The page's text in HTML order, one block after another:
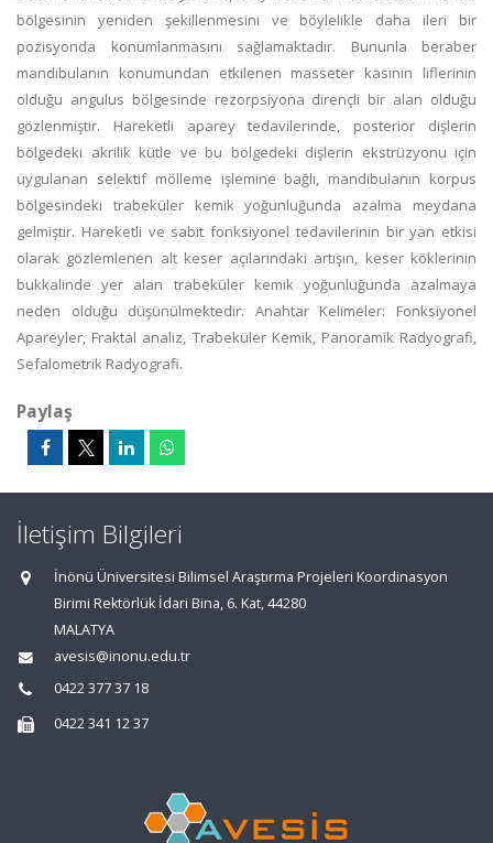
bölgesinin yeniden şekillenmesini ve böylelikle daha ileri bir
pozisyonda konumlanmasını sağlamaktadır. Bununla beraber
mandibulanın konumundan etkilenen masseter kasının liflerinin
olduğu angulus bölgesinde rezorpsiyona dirençli bir alan olduğu
gözlenmiştir. Hareketli aparey tedavilerinde, posterior dişlerin
bölgedeki akrilik kütle ve bu bölgedeki dişlerin ekstrüzyonu için
uygulanan selektif mölleme işlemine bağlı, mandibulanın korpus
bölgesindeki trabeküler kemik yoğunluğunda azalma meydana
gelmiştir. Hareketli ve sabit fonksiyonel tedavilerinin bir yan etkisi
olarak gözlemlenen alt keser açılarındaki artışın, keser köklerinin
bukkalinde yer alan trabeküler kemik yoğunluğunda azalmaya
neden olduğu düşünülmektedir. Anahtar Kelimeler: Fonksiyonel
Apareyler, Fraktal analiz, Trabeküler Kemik, Panoramik Radyografi,
Sefalometrik Radyografi.
Paylaş
İletişim Bilgileri
İnönü Üniversitesi Bilimsel Araştırma Projeleri Koordinasyon
Birimi Rektörlük İdari Bina, 6. Kat, 44280
MALATYA
avesis@inonu.edu.tr
0422 377 37 18
0422 341 12 37